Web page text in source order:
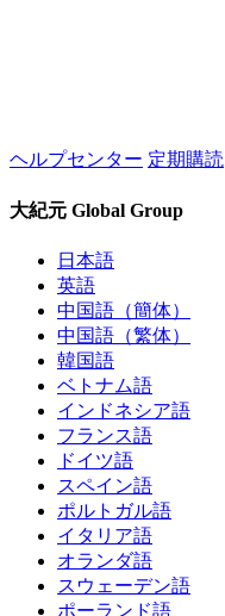
ヘルプセンター 定期購読
大紀元 Global Group
日本語
英語
中国語（簡体）
中国語（繁体）
韓国語
ベトナム語
インドネシア語
フランス語
ドイツ語
スペイン語
ポルトガル語
イタリア語
オランダ語
スウェーデン語
ポーランド語